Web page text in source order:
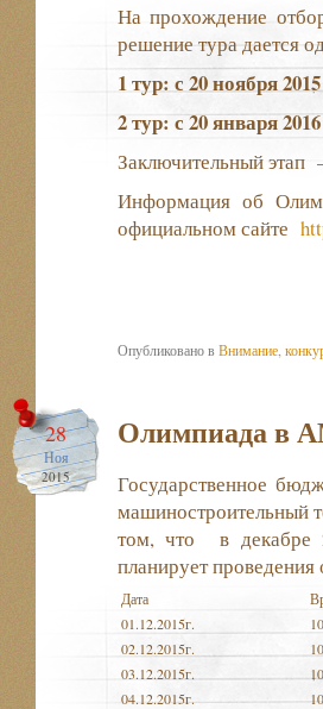
На прохождение
решение тура дается
1 тур: с 20 ноября
2 тур: с 20 января
Заключительный этап
Информация об
официальном сайте
Опубликовано вВнимание,
28
Ноя
2015
Олимпиада в
Государственное
машиностроительный
том, что в декабре
планирует
Дата
01.12.2015г.
02.12.2015г.
03.12.2015г.
04.12.2015г.